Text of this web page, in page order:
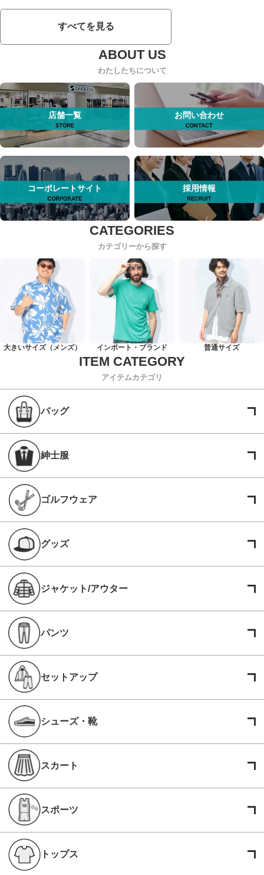
すべてを見る
わたしたちについて
店舗一覧 お問い合わせ
コーポレートサイト 採用情報
カテゴリーから探す
大きいサイズ（メンズ） インポート・ブランド 普通サイズ
アイテムカテゴリ
バッグ
紳士服
ゴルフウェア
グッズ
ジャケット/アウター
パンツ
セットアップ
シューズ・靴
スカート
スポーツ
トップス